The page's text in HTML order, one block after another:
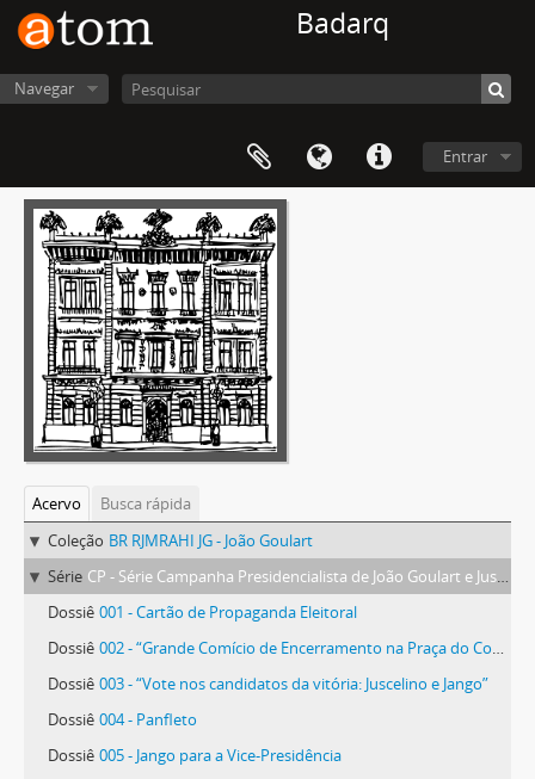
Badarq
Navegar
Entrar
Acervo
Busca rápida
Coleção BR RJMRAHI JG - João Goulart
Série CP - Série Campanha Presidencialista de João Goulart e Juscelino Kubitscheck
Dossiê 001 - Cartão de Propaganda Eleitoral
Dossiê 002 - “Grande Comício de Encerramento na Praça do Congresso”
Dossiê 003 - “Vote nos candidatos da vitória: Juscelino e Jango”
Dossiê 004 - Panfleto
Dossiê 005 - Jango para a Vice-Presidência